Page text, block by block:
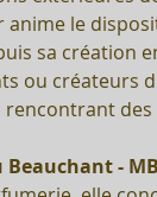
anime le
sa création
ou créateurs
rencontrant
-